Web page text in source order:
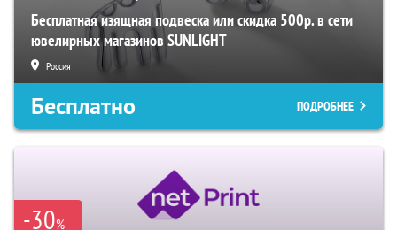
Бесплатная изящная подвеска или скидка 500р. в сети
ювелирных магазинов SUNLIGHT
Россия
Бесплатно ПОДРОБНЕЕ
-30%